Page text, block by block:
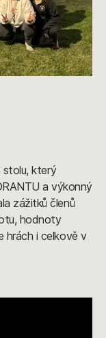
stolu, který
a výkonný
zážitků členů
hodnoty
hrách i celkově v